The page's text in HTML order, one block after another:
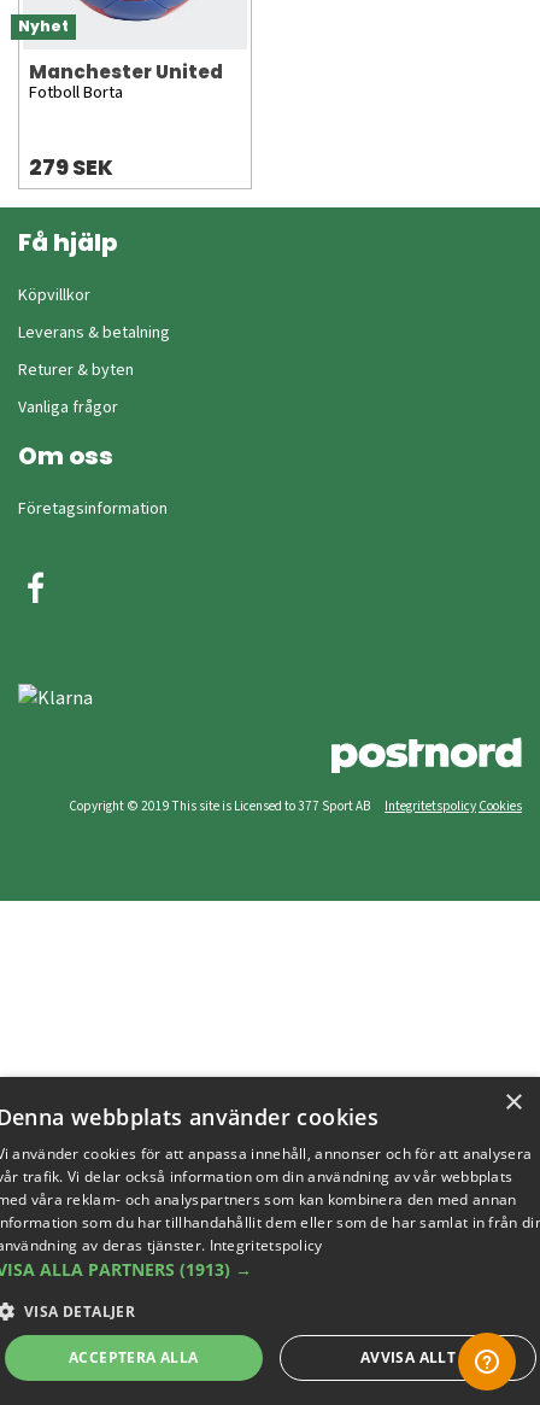
Nyhet
Manchester United
Fotboll Borta
279 SEK
Få hjälp
Köpvillkor
Leverans & betalning
Returer & byten
Vanliga frågor
Om oss
Företagsinformation
Copyright © 2019 This site is Licensed to 377 Sport AB Integritetspolicy Cookies
×
webbplats använder cookies
använder cookies för att anpassa innehåll, annonser och för att analysera
trafik. Vi delar också information om din användning av vår webbplats
våra reklam- och analyspartners som kan kombinera den med annan
som du har tillhandahållit dem eller som de har samlat in från
av deras tjänster. Integritetspolicy
ALLA PARTNERS (1913) →
VISA DETALJER
ACCEPTERA ALLA AVVISA ALLT